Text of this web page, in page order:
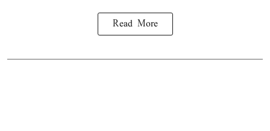
Read More